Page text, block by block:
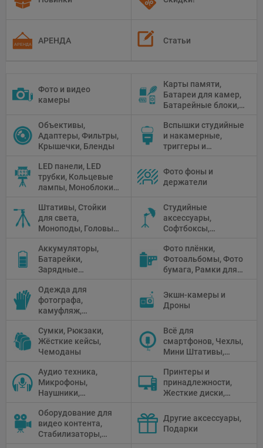
АРЕНДА Статьи
Фото и видео
камеры
Карты памяти,
Батареи для камер,
Батарейные блоки,
Объективы,
Адаптеры, Фильтры,
Крышечки, Бленды
Вспышки студийные
и накамерные,
триггеры и
LED панели, LED
трубки, Кольцевые
лампы, Моноблоки,
Флуоресцентное и
галогенное
освещение
Фото фоны и
держатели
Штативы, Стойки
для света,
Моноподы, Головы
Студийные
аксессуары,
Софтбоксы,
Рефлекторы,
Отражатели,
Предметные
Аккумуляторы,
Батарейки,
Зарядные
питания, Солнечные
панели
Фото плёнки,
Фотоальбомы, Фото
бумага, Рамки для
камеры
Одежда для
фотографа,
камуфляж,
Экшн-камеры и
Дроны
Сумки, Рюкзаки,
Жёсткие кейсы,
Чемоданы
Всё для
смартфонов, Чехлы,
Мини Штативы,
Аудио техника,
Микрофоны,
Наушники,
микшеры, Кабели и
адаптеры
Принтеры и
принадлежности,
Жесткие диски,
Проекторы,
Графические
Планшеты, Бумага
Оборудование для
видео контента,
Стабилизаторы,
Другие аксессуары,
Подарки